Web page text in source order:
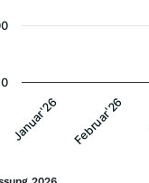
Januar'26 Februar'26
0